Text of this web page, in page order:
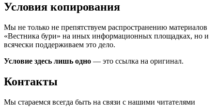
Условия копирования
Мы не только не препятствуем распространению материалов
«Вестника бури» на иных информационных площадках, но и
всячески поддерживаем это дело.
Условие здесь лишь одно — это ссылка на оригинал.
Контакты
Мы стараемся всегда быть на связи с нашими читателями